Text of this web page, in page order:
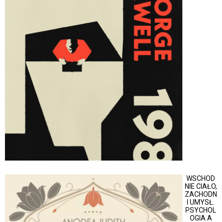
WSCHOD
NIE CIAŁO,
ZACHODN
I UMYSŁ.
PSYCHOL
OGIA A